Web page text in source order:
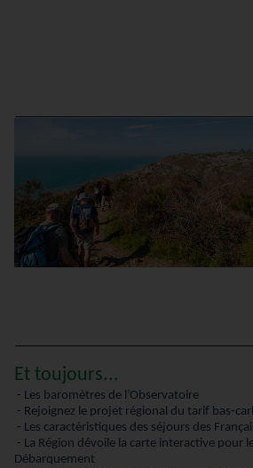
Et toujours...
- Les baromètres de l’Observatoire
- Rejoignez le projet régional du tarif bas-
- Les caractéristiques des séjours des
- La Région dévoile la carte interactive pour
Débarquement